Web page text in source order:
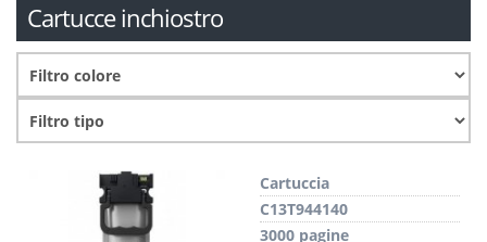
Cartucce inchiostro
Cartuccia
C13T944140
3000 pagine